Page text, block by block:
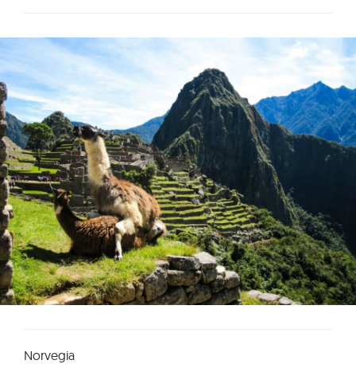
Norvegia